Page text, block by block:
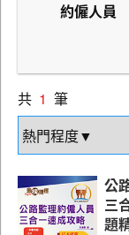
約僱人員
共 1 筆
公
三
題